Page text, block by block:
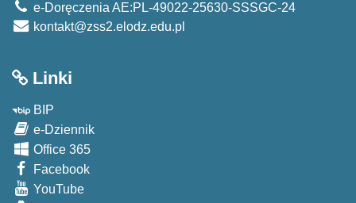
e-Doręczenia AE:PL-49022-25630-SSSGC-24
kontakt@zss2.elodz.edu.pl
Linki
BIP
e-Dziennik
Office 365
Facebook
YouTube